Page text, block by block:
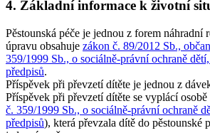
4. Základní informace k životní
Pěstounská péče je jednou z forem náhradní
úpravu obsahuje zákon č. 89/2012 Sb.,
359/1999 Sb., o sociálně-právní ochraně
předpisů.
Příspěvek při převzetí dítěte je jednou z
Příspěvek při převzetí dítěte se vyplácí
č. 359/1999 Sb., o sociálně-právní ochraně
předpisů), která převzala dítě do pěstounské